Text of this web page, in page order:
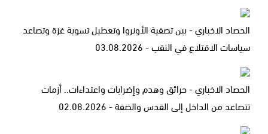
الحصاد الاخباري - بين تصفية الأونروا وتعطيل تسوية غزة وتصاعد
سياسات الاقتلاع في النقب - 03.08.2026
الحصاد الاخباري - حرائق وهدم وإضرابات واعتداءات.. أزمات
تتصاعد من الداخل إلى القدس والضفة - 02.08.2026